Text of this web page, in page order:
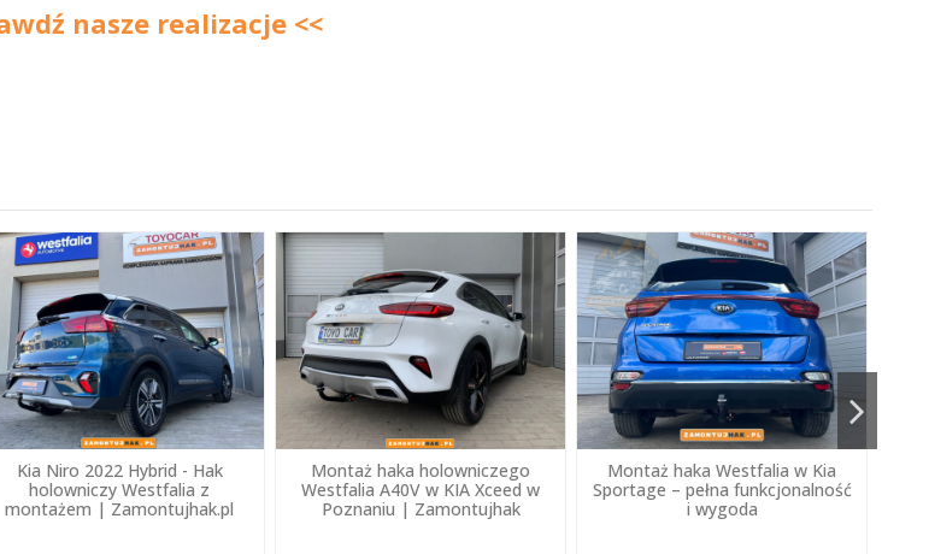
nasze realizacje <<
Kia Niro 2022 Hybrid - Hak
holowniczy Westfalia z
montażem | Zamontujhak.pl
Montaż haka holowniczego
Westfalia A40V w KIA Xceed w
Poznaniu | Zamontujhak
Montaż haka Westfalia w Kia
Sportage – pełna funkcjonalność
i wygoda